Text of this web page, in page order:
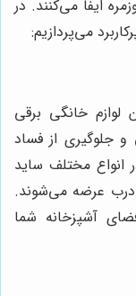
ایفا می‌کنند. در
می‌پردازیم:
لوازم خانگی برقی
و جلوگیری از فساد
انواع مختلف ساید
درب عرضه می‌شوند.
آشپزخانه شما